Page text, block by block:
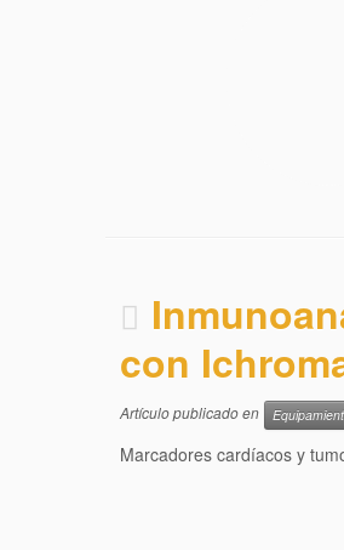
con
Artículo publicado en
Marcadores cardíacos y